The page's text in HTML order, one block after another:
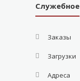
Служебное
Заказы
Загрузки
Адреса